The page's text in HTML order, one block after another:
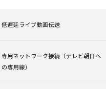
低遅延ライブ動画伝送
専用ネットワーク接続（テレビ朝日へ
の専用線）